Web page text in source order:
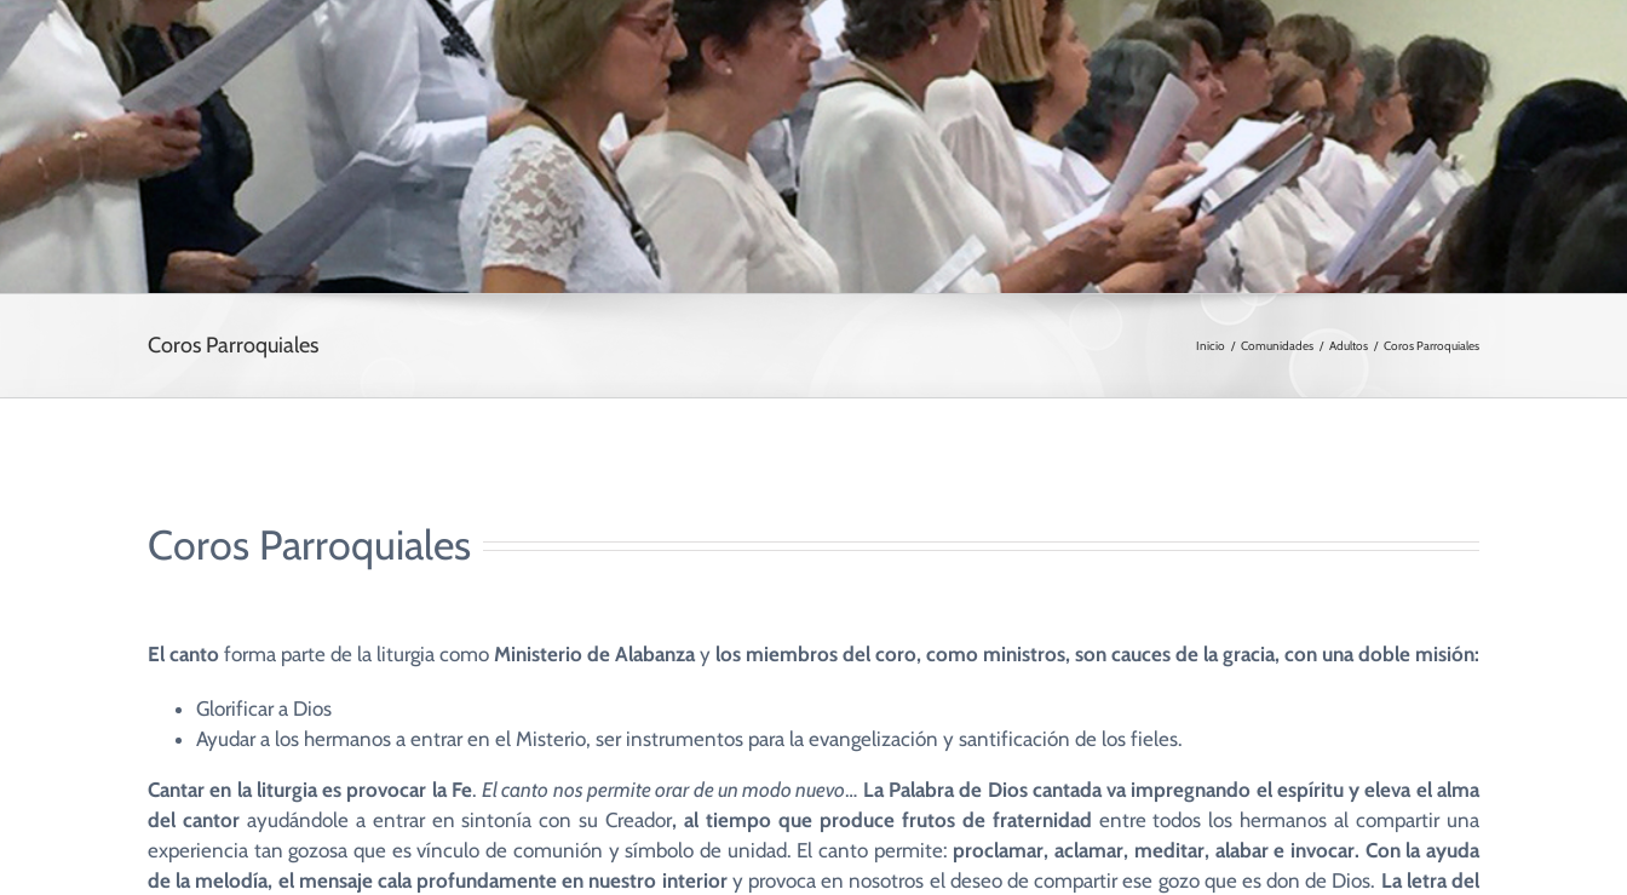
Contacto Intercesión
Curso de Oración
Comunidad Oración Sta. Teresa Calcuta
AC1 San Miguel Arcángel
AC 2 Virgen de Fátima
Padre Pío
Coros Parroquiales
Cofradía Cristo del Amor
Pastor”
(Jn 10,14-16)
Seminario de Vida en el Espíritu
Alpha
Misiones
Campamentos
Web y Redes Sociales
Coros Parroquiales Inicio Comunidades Adultos Coros Parroquiales
Coros Parroquiales
El canto forma parte de la liturgia como Ministerio de Alabanzay los miembros del coro, como ministros, son cauces de la gracia, con una doble misión:
Glorificar a Dios
Ayudar a los hermanos a entrar en el Misterio, ser instrumentos para la evangelización y santificación de los fieles.
Cantar en la liturgia es provocar la Fe.El canto nos permite orar de un modo nuevo… La Palabra de Dios cantada va impregnando el espíritu y eleva el alma
del cantor ayudándole a entrar en sintonía con su Creador, al tiempo que produce frutos de fraternidad entre todos los hermanos al compartir una
experiencia tan gozosa que es vínculo de comunión y símbolo de unidad. El canto permite: proclamar, aclamar, meditar, alabar e invocar. Con la ayuda
de la melodía, el mensaje cala profundamente en nuestro interiory provoca en nosotros el deseo de compartir ese gozo que es don de Dios. La letradel